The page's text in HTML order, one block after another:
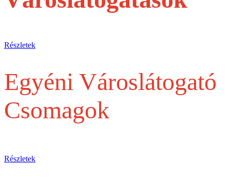
Részletek
Egyéni Városlátogató
Csomagok
Részletek